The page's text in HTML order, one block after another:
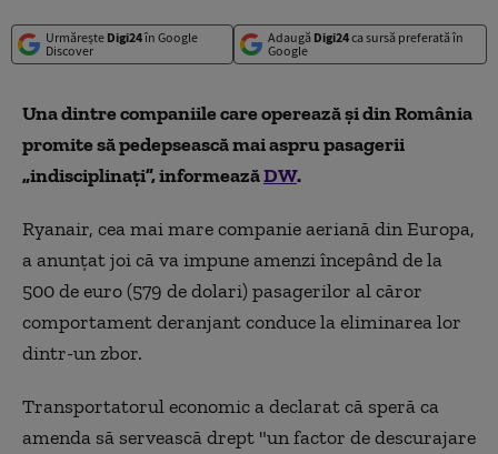
Urmărește Digi24în Google
Discover
Adaugă Digi24ca sursă preferată în
Google
Una dintre companiile care operează și din România
promite să pedepsească mai aspru pasagerii
„indisciplinați”, informeazăDW.
Ryanair, cea mai mare companie aeriană din Europa,
a anunțat joi că va impune amenzi începând de la
500 de euro (579 de dolari) pasagerilor al căror
comportament deranjant conduce la eliminarea lor
dintr-un zbor.
Transportatorul economic a declarat că speră ca
amenda să servească drept "un factor de descurajare